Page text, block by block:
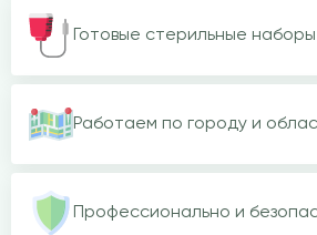
Готовые стерильные наборы
Работаем по городу и
Профессионально и